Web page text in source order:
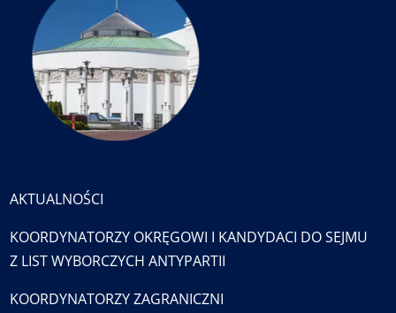
AKTUALNOŚCI
KOORDYNATORZY OKRĘGOWI I KANDYDACI DO SEJMU
Z LIST WYBORCZYCH ANTYPARTII
KOORDYNATORZY ZAGRANICZNI